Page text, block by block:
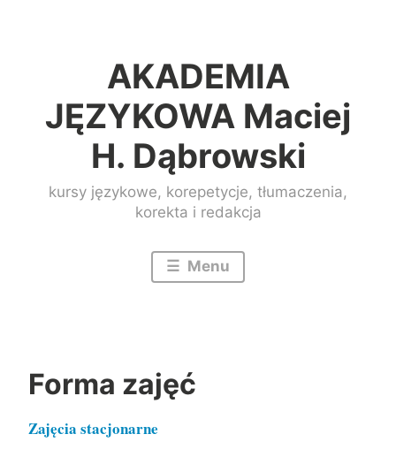
AKADEMIA
JĘZYKOWA Maciej
H. Dąbrowski
kursy językowe, korepetycje, tłumaczenia,
korekta i redakcja
Menu
Forma zajęć
Zajęcia stacjonarne